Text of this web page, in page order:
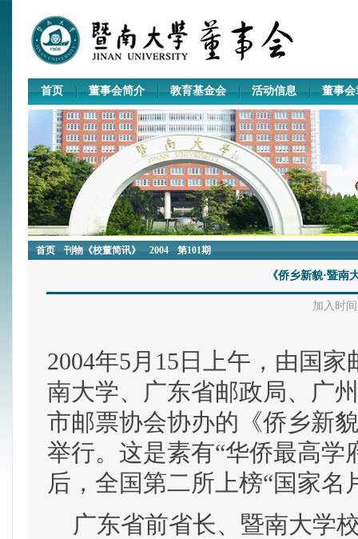
首页 董事会简介 教育基金会 活动信息 董事会
首页 刊物《校董简讯》 2004 第101期
《侨乡新貌·暨南
加入时间
2004年5月15日上午，由国
南大学、广东省邮政局、广
市邮票协会协办的《侨乡新
举行。这是素有“华侨最高
后，全国第二所上榜“国家名
广东省前省长、暨南大学